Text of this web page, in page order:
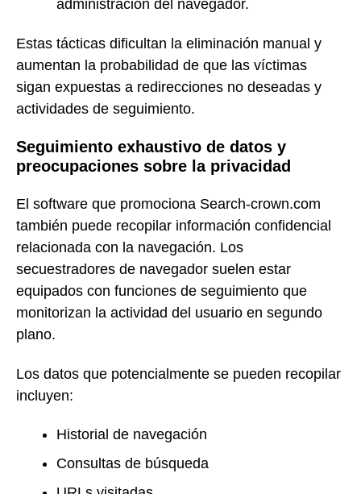
administración del navegador.
Estas tácticas dificultan la eliminación manual y
aumentan la probabilidad de que las víctimas
sigan expuestas a redirecciones no deseadas y
actividades de seguimiento.
Seguimiento exhaustivo de datos y
preocupaciones sobre la privacidad
El software que promociona Search-crown.com
también puede recopilar información confidencial
relacionada con la navegación. Los
secuestradores de navegador suelen estar
equipados con funciones de seguimiento que
monitorizan la actividad del usuario en segundo
plano.
Los datos que potencialmente se pueden recopilar
incluyen:
Historial de navegación
Consultas de búsqueda